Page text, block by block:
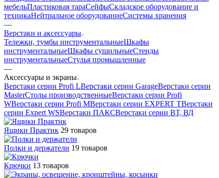
мебельПластиковая тараСейфыСкладское оборудование и
техникаНейтральное оборудованиеСистемы хранения
—
Верстаки и аксессуары
Тележки, тумбы инструментальныеШкафы
инструментальныеШкафы сушильныеСтенды
инструментальныеCтулья промышленные
—
Аксессуары и экраны
Верстаки серии Profi LВерстаки серии GarageВерстаки серии
MasterСтолы производственныеВерстаки серии Profi
WВерстаки серии Profi MВерстаки серии EXPERT TВерстаки
серии Expert WSВерстаки ПАКСВерстаки серии ВТ, ВД
Ящики Практик 29 товаров
Полки и держатели 19 товаров
Крючки 13 товаров